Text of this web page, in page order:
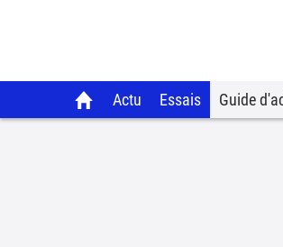
Actu Essais Guide